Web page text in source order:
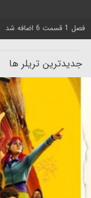
فصل 1 قسمت 6 اضافه شد
جدیدترین تریلر ها